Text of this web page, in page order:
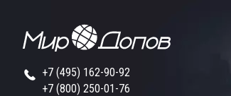
+7 (495) 162-90-92
+7 (800) 250-01-76